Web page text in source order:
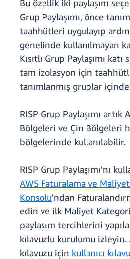
Bu özellik iki paylaşım
Grup Paylaşımı, önce
taahhütleri uygulayıp
genelinde kullanılmayan
Kısıtlı Grup Paylaşımı
tam izolasyon için
tanımlanmış gruplar
RISP Grup Paylaşımı artık
Bölgeleri ve Çin Bölgeleri
bölgelerinde kullanılabilir.
RISP Grup Paylaşımı'nı
AWS Faturalama ve
Konsolu'ndan
edin ve ilk Maliyet
paylaşım tercihlerini
kılavuzlu kurulumu izleyin.
kılavuzu için kullanıcı